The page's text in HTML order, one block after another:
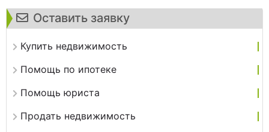
Оставить заявку
Купить недвижимость
Помощь по ипотеке
Помощь юриста
Продать недвижимость